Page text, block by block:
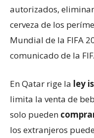
autorizados,
cerveza de los
Mundial de la FIFA
comunicado de la
En Qatar rige la ley
limita la venta de
solo pueden
los extranjeros